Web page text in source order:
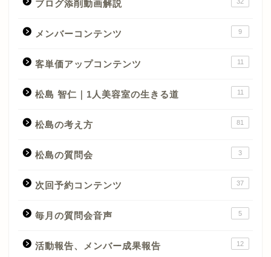
ブログ添削動画解説
メンバーコンテンツ 9
客単価アップコンテンツ 11
松島 智仁｜1人美容室の生きる道 11
松島の考え方 81
松島の質問会 3
次回予約コンテンツ 37
毎月の質問会音声 5
活動報告、メンバー成果報告 12